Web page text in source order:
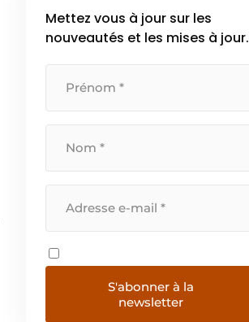
Mettez vous à jour sur les
nouveautés et les mises à jour.
S'abonner à la
newsletter